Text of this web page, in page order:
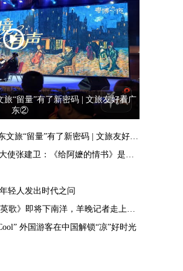
旅“留量”有了新密码 | 文旅友好看广
东②
“亮到九点”获高赞，广东文旅“留量”有了新密码 | 文旅友好看广东②
中国驻泰王国特命全权大使张建卫：《给阿嬷的情书》是讲好中国故事的好抓手
轻人发出时代之问
睇戏 | 舞剧《醒·狮》《英歌》即将下南洋，羊晚记者走上舞台体验白金狮头
外国游客在中国解锁“凉”好时光